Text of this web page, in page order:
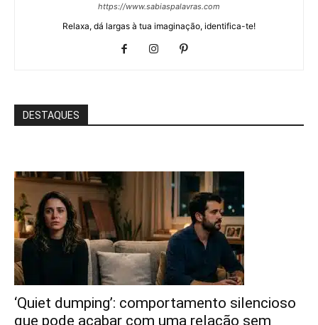
https://www.sabiaspalavras.com
Relaxa, dá largas à tua imaginação, identifica-te!
DESTAQUES
‘Quiet dumping’: comportamento silencioso
que pode acabar com uma relação sem